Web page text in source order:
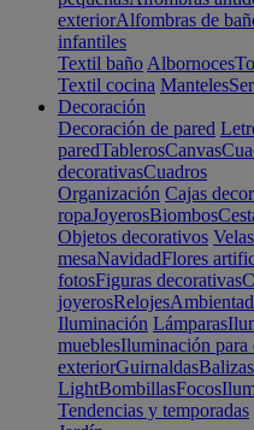
exteriorAlfombras de
infantiles
Textil baño Albornoces
Textil cocina Manteles
Decoración
Decoración de pared
paredTablerosCanvas
decorativasCuadros
Organización Cajas
ropaJoyerosBiombos
Objetos decorativos Velas
mesaNavidadFlores
fotosFiguras decorativas
joyerosRelojes
Iluminación Lámparas
mueblesIluminación
exteriorGuirnaldasBalizas
LightBombillasFocos
Tendencias y temporadas